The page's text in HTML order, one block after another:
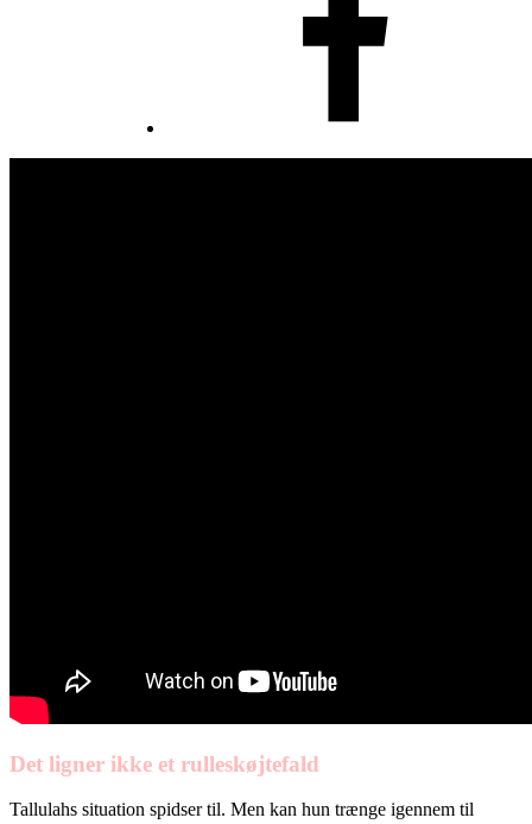
Det ligner ikke et rulleskøjtefald
Tallulahs situation spidser til. Men kan hun trænge igennem til